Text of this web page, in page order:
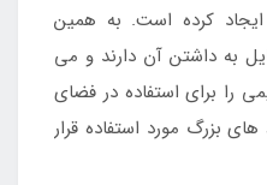
کرده است. به همین
به داشتن آن دارند و می
را برای استفاده در فضای
های بزرگ مورد استفاده قرار